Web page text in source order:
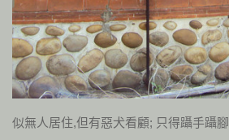
似無人居住,但有惡犬看顧; 只得躡手躡